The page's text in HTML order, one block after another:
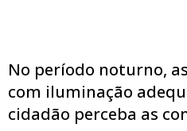
No período noturno,
com iluminação
cidadão perceba as